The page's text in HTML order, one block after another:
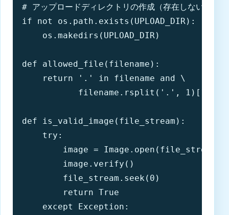
# アップロードディレクトリの作成（存在しない場合）
if not os.path.exists(UPLOAD_DIR):
    os.makedirs(UPLOAD_DIR)
def allowed_file(filename):
    return '.' in filename and \
filename.rsplit('.',
def is_valid_image(file_stream):
    try:
        image = Image.open(file_stream)
        image.verify()
        file_stream.seek(0)
        return True
    except Exception: